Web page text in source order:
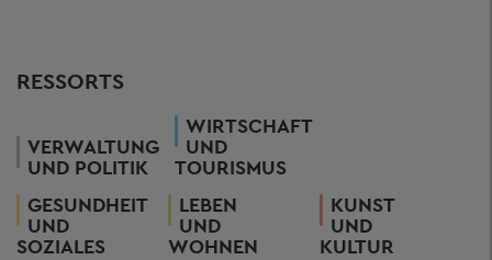
RESSORTS
VERWALTUNG
UND POLITIK
WIRTSCHAFT
UND
TOURISMUS
GESUNDHEIT
UND
SOZIALES
LEBEN
UND
WOHNEN
KUNST
UND
KULTUR